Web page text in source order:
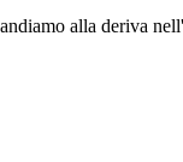
alla deriva